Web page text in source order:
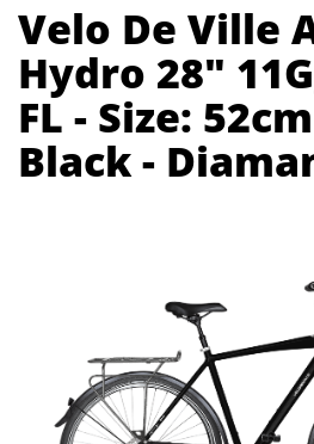
Velo De Ville
Hydro 28"
FL - Size:
Black -